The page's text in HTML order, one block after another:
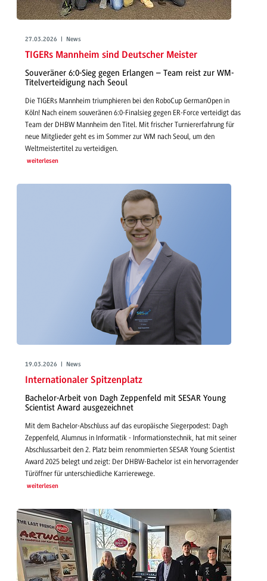
27.03.2026 | News
TIGERs Mannheim sind Deutscher Meister
Souveräner 6:0-Sieg gegen Erlangen – Team reist zur WM-
Titelverteidigung nach Seoul
Die TIGERs Mannheim triumphieren bei den RoboCup GermanOpen in
Köln! Nach einem souveränen 6:0-Finalsieg gegen ER-Force verteidigt das
Team der DHBW Mannheim den Titel. Mit frischer Turniererfahrung für
neue Mitglieder geht es im Sommer zur WM nach Seoul, um den
Weltmeistertitel zu verteidigen.
weiterlesen
19.03.2026 | News
Internationaler Spitzenplatz
Bachelor-Arbeit von Dagh Zeppenfeld mit SESAR Young
Scientist Award ausgezeichnet
Mit dem Bachelor-Abschluss auf das europäische Siegerpodest: Dagh
Zeppenfeld, Alumnus in Informatik - Informationstechnik, hat mit seiner
Abschlussarbeit den 2. Platz beim renommierten SESAR Young Scientist
Award 2025 belegt und zeigt: Der DHBW-Bachelor ist ein hervorragender
Türöffner für unterschiedliche Karrierewege.
weiterlesen